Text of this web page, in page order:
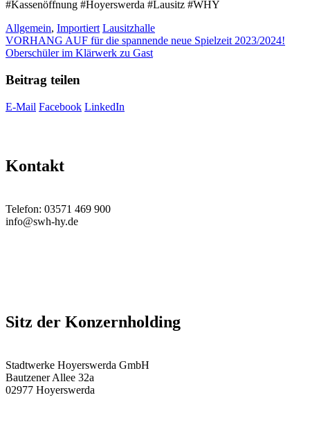
#Kassenöffnung #Hoyerswerda #Lausitz #WHY
Kategorien
Allgemein, Importiert Schlagwörter
Lausitzhalle
VORHANG AUF für die spannende neue Spielzeit 2023/2024!
Oberschüler im Klärwerk zu Gast
Beitrag teilen
E-Mail Facebook LinkedIn
Kontakt
Telefon: 03571 469 900
info@swh-hy.de
Sitz der Konzernholding
Stadtwerke Hoyerswerda GmbH
Bautzener Allee 32a
02977 Hoyerswerda